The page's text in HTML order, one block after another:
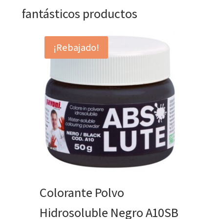
fantásticos productos
¡Rebajado!
Colorante Polvo
Hidrosoluble Negro A10SB